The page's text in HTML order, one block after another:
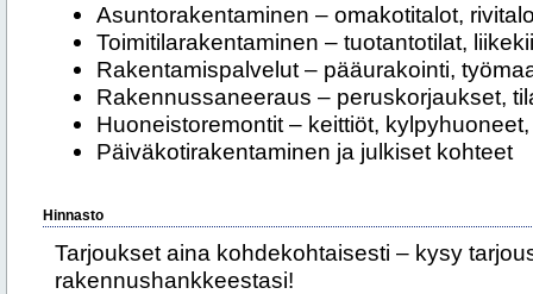
Asuntorakentaminen – omakotitalot,
Toimitilarakentaminen – tuotantotilat,
Rakentamispalvelut – pääurakointi,
Rakennussaneeraus – peruskorjaukset,
Huoneistoremontit – keittiöt,
Päiväkotirakentaminen ja julkiset kohteet
Hinnasto
Tarjoukset aina kohdekohtaisesti – kysy
rakennushankkeestasi!